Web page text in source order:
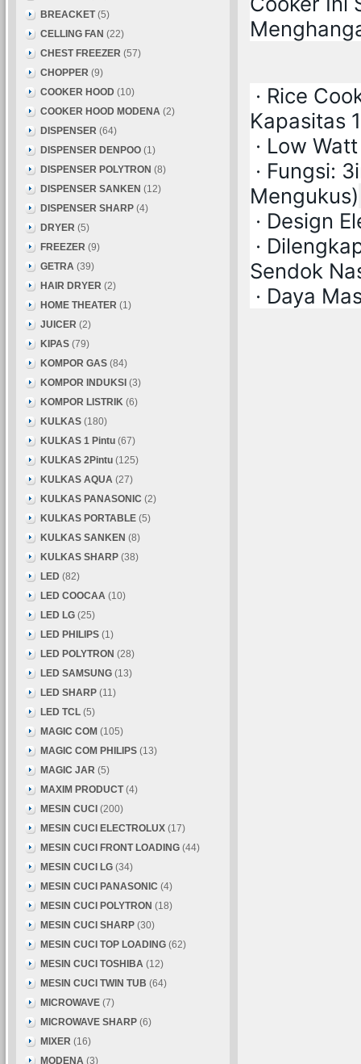
· Rice
Kapasitas
· Low
· Fungsi:
Mengukus)
· Design
·
Sendok
· Daya
BREACKET (5)
CELLING FAN (22)
CHEST FREEZER (57)
CHOPPER (9)
COOKER HOOD (10)
COOKER HOOD MODENA (2)
DISPENSER (64)
DISPENSER DENPOO (1)
DISPENSER POLYTRON (8)
DISPENSER SANKEN (12)
DISPENSER SHARP (4)
DRYER (5)
FREEZER (9)
GETRA (39)
HAIR DRYER (2)
HOME THEATER (1)
JUICER (2)
KIPAS (79)
KOMPOR GAS (84)
KOMPOR INDUKSI (3)
KOMPOR LISTRIK (6)
KULKAS (180)
KULKAS 1 Pintu (67)
KULKAS 2Pintu (125)
KULKAS AQUA (27)
KULKAS PANASONIC (2)
KULKAS PORTABLE (5)
KULKAS SANKEN (8)
KULKAS SHARP (38)
LED (82)
LED COOCAA (10)
LED LG (25)
LED PHILIPS (1)
LED POLYTRON (28)
LED SAMSUNG (13)
LED SHARP (11)
LED TCL (5)
MAGIC COM (105)
MAGIC COM PHILIPS (13)
MAGIC JAR (5)
MAXIM PRODUCT (4)
MESIN CUCI (200)
MESIN CUCI ELECTROLUX (17)
MESIN CUCI FRONT LOADING (44)
MESIN CUCI LG (34)
MESIN CUCI PANASONIC (4)
MESIN CUCI POLYTRON (18)
MESIN CUCI SHARP (30)
MESIN CUCI TOP LOADING (62)
MESIN CUCI TOSHIBA (12)
MESIN CUCI TWIN TUB (64)
MICROWAVE (7)
MICROWAVE SHARP (6)
MIXER (16)
MODENA (3)